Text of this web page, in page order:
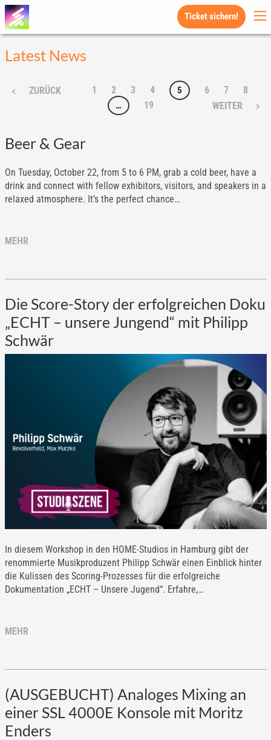
Ticket sichern!
Latest News
ZURÜCK 1 2 3 4 5 6 7 8
… 19 WEITER
Beer & Gear
On Tuesday, October 22, from 5 to 6 PM, grab a cold beer, have a
drink and connect with fellow exhibitors, visitors, and speakers in a
relaxed atmosphere. It’s the perfect chance…
MEHR
Die Score-Story der erfolgreichen Doku
„ECHT – unsere Jungend“ mit Philipp
Schwär
In diesem Workshop in den HOME-Studios in Hamburg gibt der
renommierte Musikproduzent Philipp Schwär einen Einblick hinter
die Kulissen des Scoring-Prozesses für die erfolgreiche
Dokumentation „ECHT – Unsere Jugend“. Erfahre,…
MEHR
(AUSGEBUCHT) Analoges Mixing an
einer SSL 4000E Konsole mit Moritz
Enders